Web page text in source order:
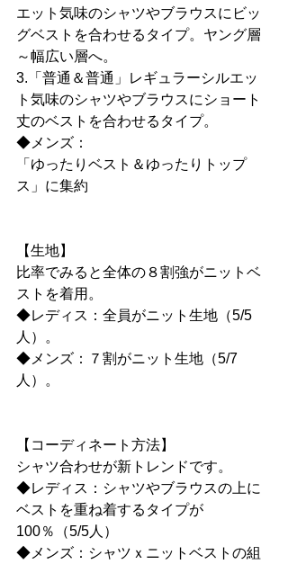
エット気味のシャツやブラウスにビッ
グベストを合わせるタイプ。ヤング層
～幅広い層へ。
3.「普通＆普通」レギュラーシルエッ
ト気味のシャツやブラウスにショート
丈のベストを合わせるタイプ。
◆メンズ：
「ゆったりベスト＆ゆったりトップ
ス」に集約
【生地】
比率でみると全体の８割強がニットベ
ストを着用。
◆レディス：全員がニット生地（5/5
人）。
◆メンズ：７割がニット生地（5/7
人）。
【コーディネート方法】
シャツ合わせが新トレンドです。
◆レディス：シャツやブラウスの上に
ベストを重ね着するタイプが
100％（5/5人）
◆メンズ：シャツｘニットベストの組